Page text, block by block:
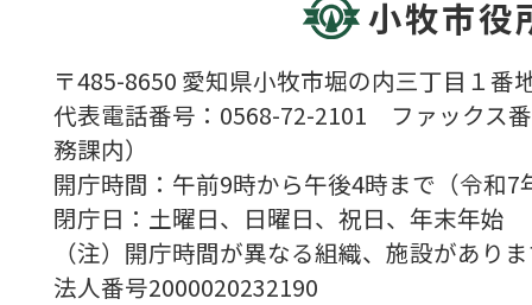
小牧市役
〒485-8650 愛知県小牧市堀の内三丁目１番
代表電話番号：0568-72-2101 ファックス
務課内）
開庁時間：午前9時から午後4時まで（令
閉庁日：土曜日、日曜日、祝日、年末年始
（注）開庁時間が異なる組織、施設があり
法人番号2000020232190